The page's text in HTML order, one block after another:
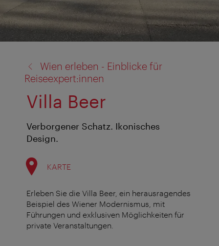
Wien erleben - Einblicke für
Reiseexpert:innen
Villa Beer
Verborgener Schatz. Ikonisches
Design.
KARTE
Erleben Sie die Villa Beer, ein herausragendes
Beispiel des Wiener Modernismus, mit
Führungen und exklusiven Möglichkeiten für
private Veranstaltungen.